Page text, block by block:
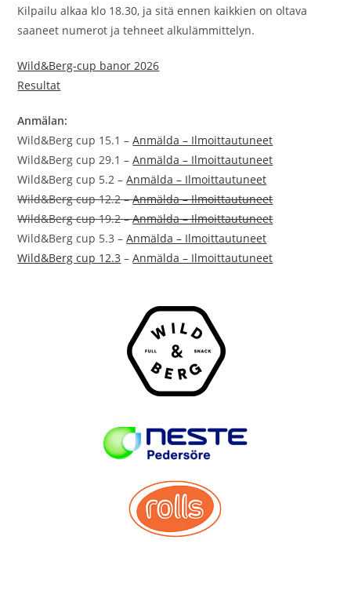
Kilpailu alkaa klo 18.30, ja sitä ennen kaikkien on oltava
saaneet numerot ja tehneet alkulämmittelyn.
Wild&Berg-cup banor 2026
Resultat
Anmälan:
Wild&Berg cup 15.1 –Anmälda – Ilmoittautuneet
Wild&Berg cup 29.1 –Anmälda – Ilmoittautuneet
Wild&Berg cup 5.2 –Anmälda – Ilmoittautuneet
Wild&Berg cup 12.2 –Anmälda – Ilmoittautuneet
Wild&Berg cup 19.2 –Anmälda – Ilmoittautuneet
Wild&Berg cup 5.3 –Anmälda – Ilmoittautuneet
Wild&Berg cup 12.3 –Anmälda – Ilmoittautuneet